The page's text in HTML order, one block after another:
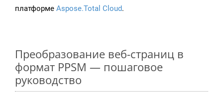
платформе Aspose.Total Cloud.
Преобразование веб-страниц в
формат PPSM — пошаговое
руководство